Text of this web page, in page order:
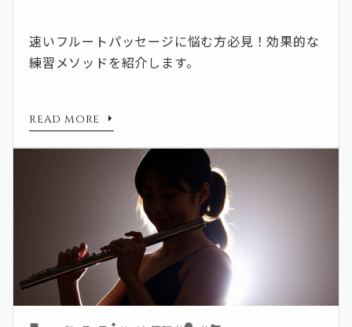
速いフルートパッセージに悩む方必見！効果的な
練習メソッドを紹介します。
READ MORE